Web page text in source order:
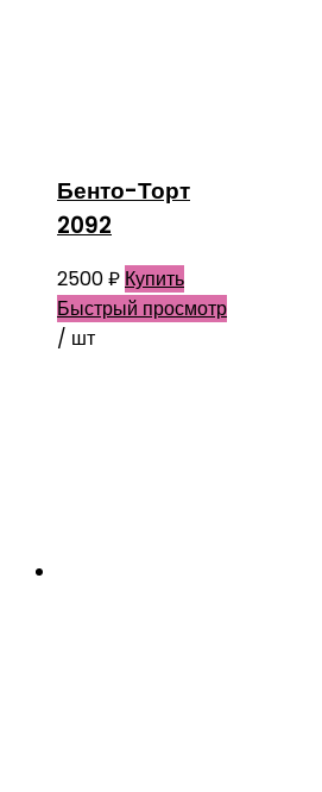
Бенто-Торт
2092
2500₽ Купить
Быстрый просмотр
/ шт